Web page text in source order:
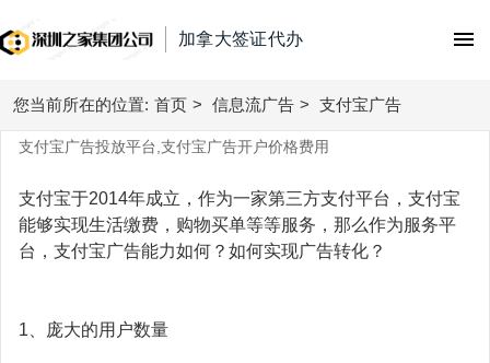
加拿大签证代办
首页
朋友圈广告
附近推广告
微信广告
快手广告
搜索广告
您当前所在的位置: 首页 > 信息流广告 > 支付宝广告
支付宝广告投放平台,支付宝广告开户价格费用
支付宝于2014年成立，作为一家第三方支付平台，支付宝
能够实现生活缴费，购物买单等等服务，那么作为服务平
台，支付宝广告能力如何？如何实现广告转化？
1、庞大的用户数量